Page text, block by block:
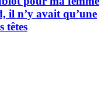
il n’y avait qu’une
têtes